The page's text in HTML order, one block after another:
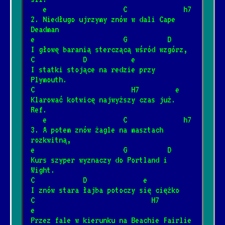
* Lewe lewe loff
* Ale to już było
[Maryla Rodowicz]📺
Nie zabieraj mi strun
1/12/2025[Maxel]📺
* Ciasto
[Oskar Korczak]
1/15/2026[Perfect]📺
   e                   C              h7
2. Niedługo ujrzymy znów w dali Cape
Deadman
e                      G          D
I głowę baranią sterczącą wśród wzgórz,
C            D           e
I statki stojące na redzie przy
Plymouth.
C                        H7         e
Klarować kotwicę najwyższy czas już.
Ref.
   e                   C              h7
3. A potem znów żagle na masztach
rozkwitną,
e                      G          D
Kurs szyper wyznaczy do Portland i
Wight.
C            D              e
I znów stara łajba potoczy się ciężko
C                             H7
e
Przez fale w kierunku na Beachie Fairlie